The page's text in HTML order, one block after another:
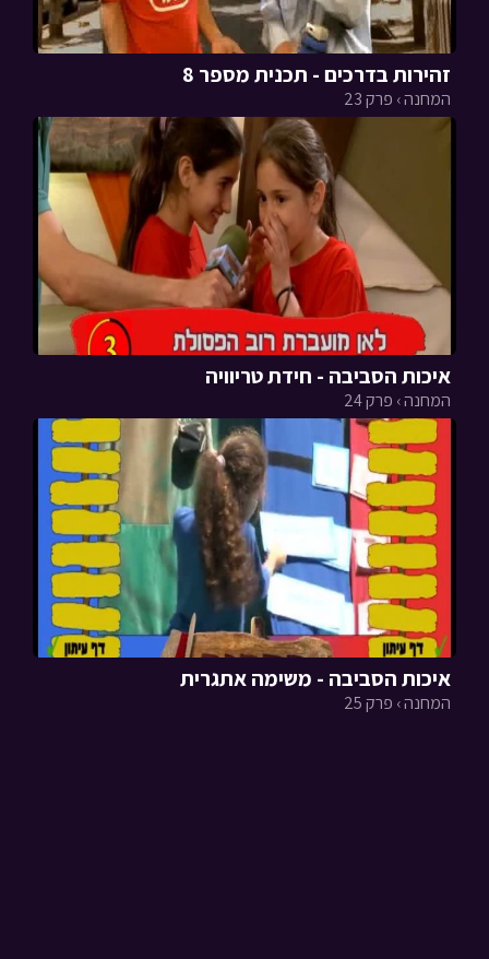
זהירות בדרכים - תכנית מספר 8
המחנה › פרק 23
איכות הסביבה - חידת טריוויה
המחנה › פרק 24
איכות הסביבה - משימה אתגרית
המחנה › פרק 25